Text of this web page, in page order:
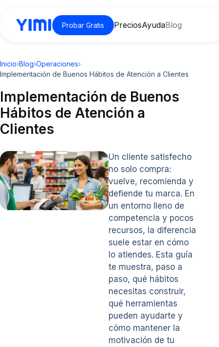
Probar Gratis PreciosAyudaBlog
Inicio›Blog›Operaciones›
Implementación de Buenos Hábitos de Atención a Clientes
Implementación de Buenos
Hábitos de Atención a
Clientes
Un cliente satisfecho
no solo compra:
vuelve, recomienda y
defiende tu marca. En
un entorno lleno de
competencia y pocos
recursos, la diferencia
suele estar en cómo
lo atiendes. Esta guía
te muestra, paso a
paso, qué hábitos
necesitas construir,
qué herramientas
pueden ayudarte y
cómo mantener la
motivación de tu